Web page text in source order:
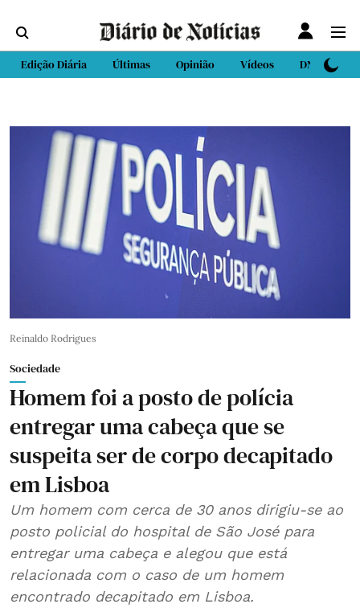
Edição Diária Últimas Opinião Vídeos DN Sport
Reinaldo Rodrigues
Sociedade
Homem foi a posto de polícia
entregar uma cabeça que se
suspeita ser de corpo decapitado
em Lisboa
Um homem com cerca de 30 anos dirigiu-se ao
posto policial do hospital de São José para
entregar uma cabeça e alegou que está
relacionada com o caso de um homem
encontrado decapitado em Lisboa.